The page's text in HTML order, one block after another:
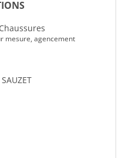
mesure, agencement